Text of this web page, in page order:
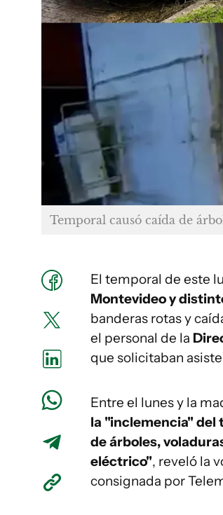
Temporal causó caída de
El temporal de este
Montevideo y
banderas rotas y
el personal de la
que solicitaban
Entre el lunes y la
la "inclemencia" del
de árboles,
eléctrico", reveló la
consignada por